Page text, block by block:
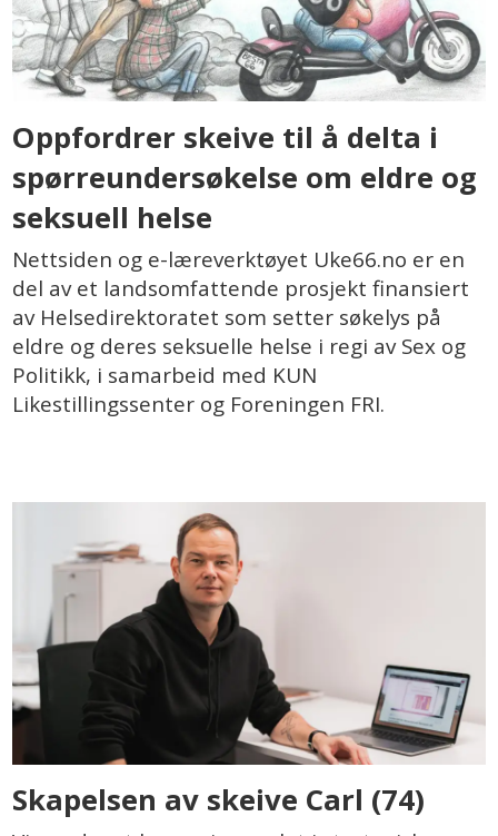
Oppfordrer skeive til å delta i
spørreundersøkelse om eldre og
seksuell helse
Nettsiden og e-læreverktøyet Uke66.no er en
del av et landsomfattende prosjekt finansiert
av Helsedirektoratet som setter søkelys på
eldre og deres seksuelle helse i regi av Sex og
Politikk, i samarbeid med KUN
Likestillingssenter og Foreningen FRI.
Skapelsen av skeive Carl (74)